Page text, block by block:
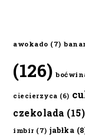
awokado (7)
(126)
ciecierzyca (6)
czekolada (15)
imbir (7) jabłka